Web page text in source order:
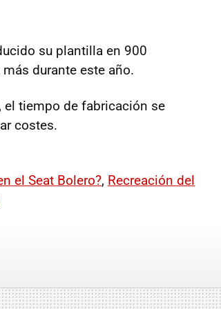
su plantilla en 900
durante este año.
el tiempo de fabricación se
costes.
el Seat Bolero?, Recreación del